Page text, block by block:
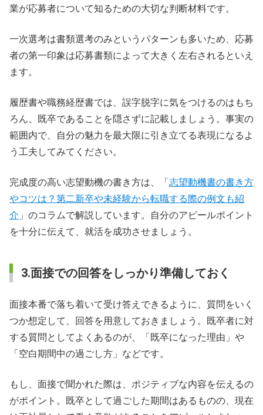
業が応募者について知るための大切な判断材料です。
一次選考は書類選考のみというパターンも多いため、応募
者の第一印象は応募書類によって大きく左右されるといえ
ます。
履歴書や職務経歴書では、誤字脱字に気をつけるのはもち
ろん、既卒であることを隠さずに記載しましょう。事実の
範囲内で、自分の魅力を最大限に引き立てる表現になるよ
う工夫してみてください。
完成度の高い志望動機の書き方は、「 志望動機書の書き方
やコツは？第二新卒や未経験から転職する際の例文も紹
介 」のコラムで解説しています。自分のアピールポイント
を十分に伝えて、就活を成功させましょう。
3.面接での回答をしっかり準備しておく
面接本番で落ち着いて受け答えできるように、質問をいく
つか想定して、回答を用意しておきましょう。既卒者に対
する質問としてよくあるのが、「既卒になった理由」や
「空白期間中の過ごし方」などです。
もし、面接で聞かれた際は、ポジティブな内容を伝えるの
がポイント。既卒として過ごした期間はあるものの、現在